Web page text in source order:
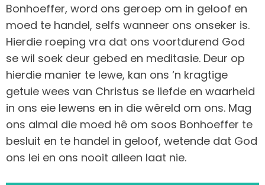
Bonhoeffer, word ons geroep om in geloof en
moed te handel, selfs wanneer ons onseker is.
Hierdie roeping vra dat ons voortdurend God
se wil soek deur gebed en meditasie. Deur op
hierdie manier te lewe, kan ons ‘n kragtige
getuie wees van Christus se liefde en waarheid
in ons eie lewens en in die wêreld om ons. Mag
ons almal die moed hê om soos Bonhoeffer te
besluit en te handel in geloof, wetende dat God
ons lei en ons nooit alleen laat nie.